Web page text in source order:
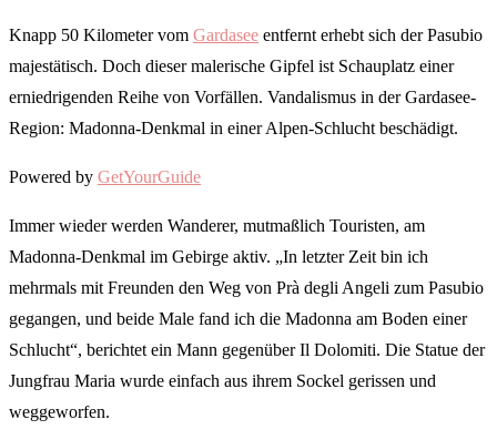
Knapp 50 Kilometer vom Gardasee entfernt erhebt sich der Pasubio
majestätisch. Doch dieser malerische Gipfel ist Schauplatz einer
erniedrigenden Reihe von Vorfällen. Vandalismus in der Gardasee-
Region: Madonna-Denkmal in einer Alpen-Schlucht beschädigt.
Powered by GetYourGuide
Immer wieder werden Wanderer, mutmaßlich Touristen, am
Madonna-Denkmal im Gebirge aktiv. „In letzter Zeit bin ich
mehrmals mit Freunden den Weg von Prà degli Angeli zum Pasubio
gegangen, und beide Male fand ich die Madonna am Boden einer
Schlucht“, berichtet ein Mann gegenüber Il Dolomiti. Die Statue der
Jungfrau Maria wurde einfach aus ihrem Sockel gerissen und
weggeworfen.